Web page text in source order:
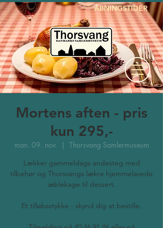
ÅBNINGSTIDER
Mortens aften - pris
kun 295,-
man. 09. nov.
  |
Thorsvang Samlermuseum
Lækker gammeldags andesteg med
tilbehør og Thorsvangs lækre hjemmelavede
æblekage til dessert.
Et tilløbsstykke - skynd dig at bestille.